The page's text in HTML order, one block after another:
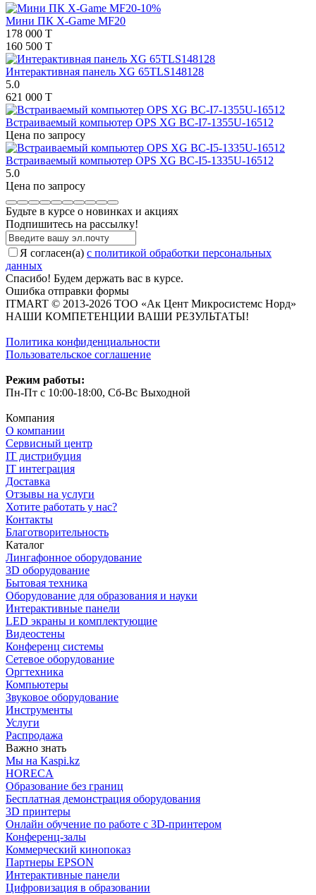
-10%
Мини ПК X-Game MF20
178 000 T
160 500 T
Интерактивная панель XG 65TLS148128
5.0
621 000 T
Встраиваемый компьютер OPS XG BC-I7-1355U-16512
Цена по запросу
Встраиваемый компьютер OPS XG BC-I5-1335U-16512
5.0
Цена по запросу
Будьте в курсе о новинках и акциях
Подпишитесь на рассылкy!
Я согласен(a) с политикой обработки персональных
данных
Спасибо! Будем держать вас в курсе.
Ошибка отправки формы
ITMART © 2013-2026 ТОО «Ак Цент Микросистемс Норд»
НАШИ КОМПЕТЕНЦИИ ВАШИ РЕЗУЛЬТАТЫ!
Политика конфиденциальности
Пользовательское соглашение
Режим работы:
Пн-Пт с 10:00-18:00, Сб-Вс Выходной
Компания
О компании
Сервисный центр
IT дистрибуция
IT интеграция
Доставка
Отзывы на услуги
Хотите работать у нас?
Контакты
Благотворительность
Каталог
Лингафонное оборудование
3D оборудование
Бытовая техника
Оборудование для образования и науки
Интерактивные панели
LED экраны и комплектующие
Видеостены
Конференц системы
Сетевое оборудование
Оргтехника
Компьютеры
Звуковое оборудование
Инструменты
Услуги
Распродажа
Важно знать
Мы на Kaspi.kz
HORECA
Образование без границ
Бесплатная демонстрация оборудования
3D принтеры
Онлайн обучение по работе с 3D-принтером
Конференц-залы
Коммерческий кинопоказ
Партнеры EPSON
Интерактивные панели
Цифровизация в образовании